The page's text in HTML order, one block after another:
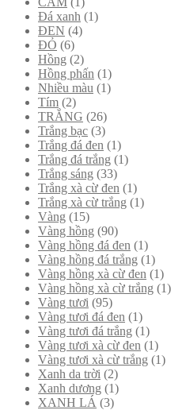
Đá xanh (1)
ĐEN (4)
ĐỎ (6)
Hồng (2)
Hồng phấn (1)
Nhiều màu (1)
Tím (2)
TRẮNG (26)
Trắng bạc (3)
Trắng đá đen (1)
Trắng đá trắng (1)
Trắng sáng (33)
Trắng xà cừ đen (1)
Trắng xà cừ trắng (1)
Vàng (15)
Vàng hồng (90)
Vàng hồng đá đen (1)
Vàng hồng đá trắng (1)
Vàng hồng xà cừ đen (1)
Vàng hồng xà cừ trắng (1)
Vàng tươi (95)
Vàng tươi đá đen (1)
Vàng tươi đá trắng (1)
Vàng tươi xà cừ đen (1)
Vàng tươi xà cừ trắng (1)
Xanh da trời (2)
Xanh dương (1)
XANH LÁ (3)